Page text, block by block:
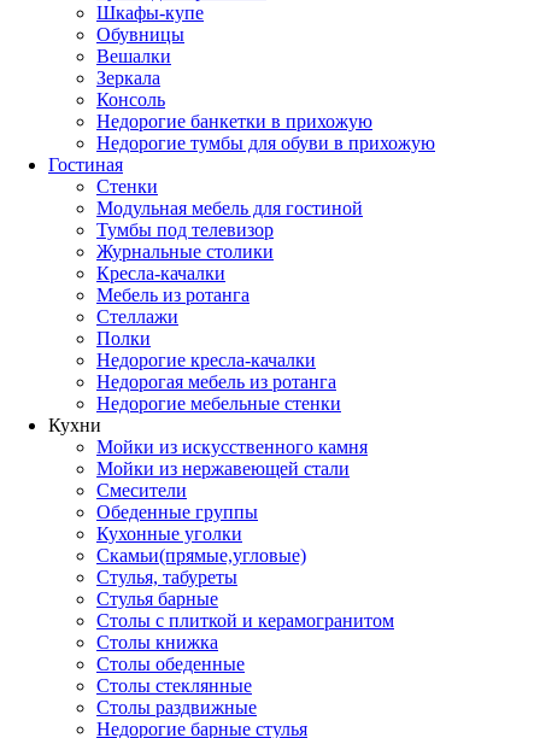
Шкафы-купе
Обувницы
Вешалки
Зеркала
Консоль
Недорогие банкетки в прихожую
Недорогие тумбы для обуви в прихожую
Гостиная
Стенки
Модульная мебель для гостиной
Тумбы под телевизор
Журнальные столики
Кресла-качалки
Мебель из ротанга
Стеллажи
Полки
Недорогие кресла-качалки
Недорогая мебель из ротанга
Недорогие мебельные стенки
Кухни
Мойки из искусственного камня
Мойки из нержавеющей стали
Смесители
Обеденные группы
Кухонные уголки
Скамьи(прямые,угловые)
Стулья, табуреты
Стулья барные
Столы с плиткой и керамогранитом
Столы книжка
Столы обеденные
Столы стеклянные
Столы раздвижные
Недорогие барные стулья